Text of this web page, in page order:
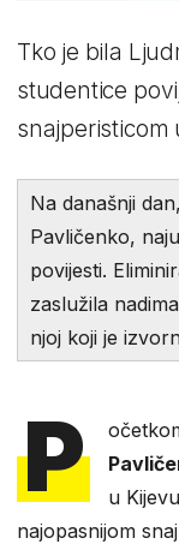
Tko je bila
studentice
snajperisticom
Na današnji
Pavličenko,
povijesti.
zaslužila
njoj koji je
P
u
najopasnijom